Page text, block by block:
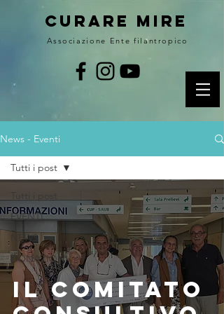
curare MIRE
Associazione Ente filantropico
News - Eventi
Tutti i post
EVENTI
NEWS
DONAZIONI
Tutti i post
il Comitato